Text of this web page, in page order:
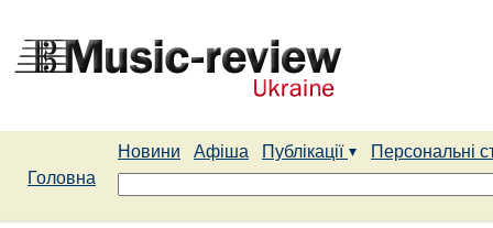
Новини Афіша Публікації
Персональні
Головна